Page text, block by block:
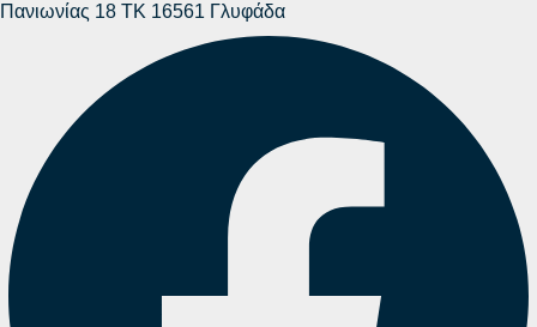
Πανιωνίας 18 ΤΚ 16561 Γλυφάδα